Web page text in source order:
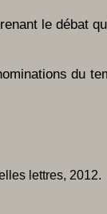
le débat
du
lettres, 2012.